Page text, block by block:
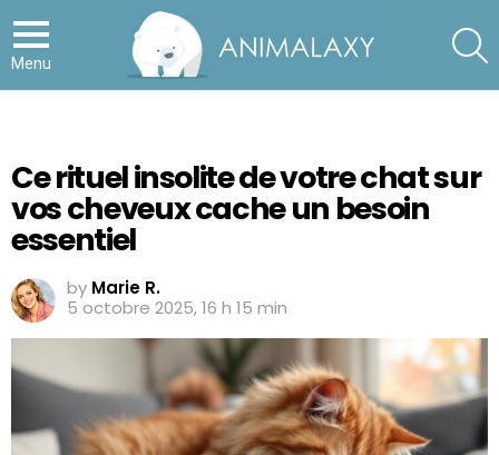
Menu
Ce rituel insolite de votre chat sur
vos cheveux cache un besoin
essentiel
by Marie R.
5 octobre 2025, 16 h 15 min